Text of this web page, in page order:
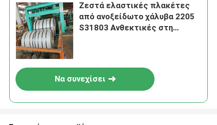
Ζεστά ελαστικές πλακέτες
από ανοξείδωτο χάλυβα 2205
S31803 Ανθεκτικές στη
Να συνεχίσει